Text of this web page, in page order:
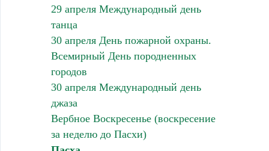
29 апреля Международный день
танца
30 апреля День пожарной охраны.
Всемирный День породненных
городов
30 апреля Международный день
джаза
Вербное Воскресенье (воскресение
за неделю до Пасхи)